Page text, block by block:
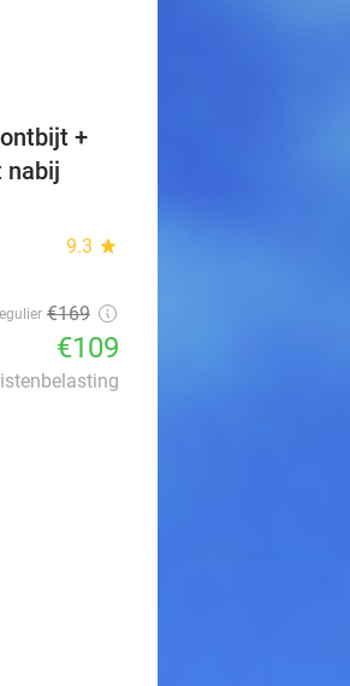
+
nabij
9.3 star
€169
€109